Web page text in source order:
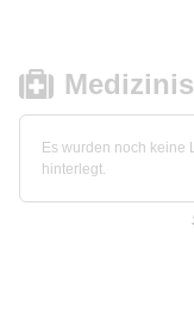
Es wurden noch keine
hinterlegt.